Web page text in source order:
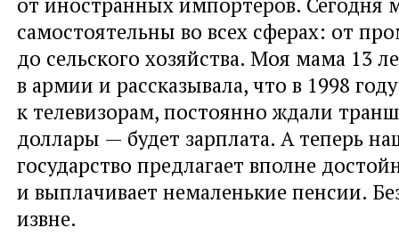
самостоятельны во всех сферах: от
до сельского хозяйства. Моя мама 13
в армии и рассказывала, что в 1998
к телевизорам, постоянно ждали
доллары — будет зарплата. А теперь
государство предлагает вполне
и выплачивает немаленькие пенсии.
извне.